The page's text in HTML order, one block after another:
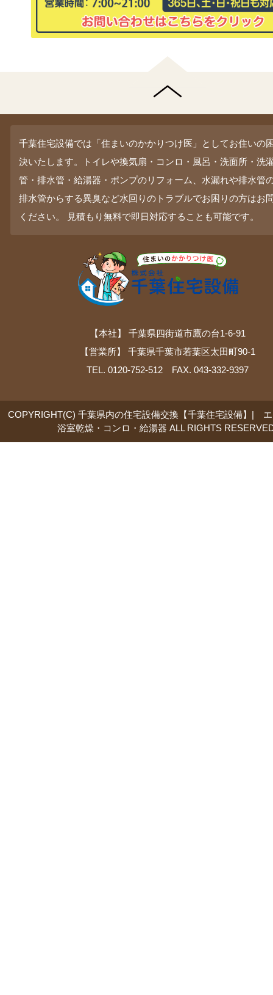
千葉住宅設備では「住まいのかかりつけ医」としてお住いの
決いたします。トイレや換気扇・コンロ・風呂・洗面所・洗
管・排水管・給湯器・ポンプのリフォーム、水漏れや排水管
排水管からする異臭など水回りのトラブルでお困りの方はお
ください。 見積もり無料で即日対応することも可能です。
【本社】 千葉県四街道市鷹の台1-6-91
【営業所】 千葉県千葉市若葉区太田町90-1
TEL. 0120-752-512 FAX. 043-332-9397
COPYRIGHT(C) 千葉県内の住宅設備交換【千葉住宅設備】|
浴室乾燥・コンロ・給湯器 ALL RIGHTS